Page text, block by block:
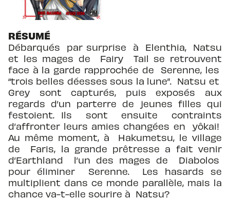
RÉSUMÉ
Débarqués par surprise à Elenthia, Natsu
et les mages de Fairy Tail se retrouvent
face à la garde rapprochée de Serenne, les
“trois belles déesses sous la lune”. Natsu et
Grey sont capturés, puis exposés aux
regards d’un parterre de jeunes filles qui
festoient. Ils sont ensuite contraints
d’affronter leurs amies changées en yôkai!
Au même moment, à Hakumetsu, le village
de Faris, la grande prêtresse a fait venir
d’Earthland l’un des mages de Diabolos
pour éliminer Serenne. Les hasards se
multiplient dans ce monde parallèle, mais la
chance va-t-elle sourire à Natsu?